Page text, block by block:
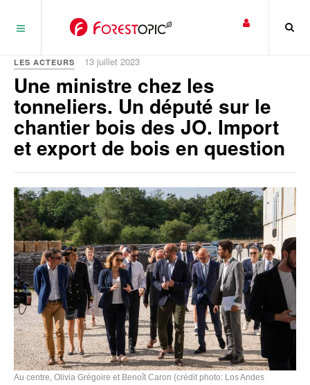
LES ACTEURS 13 juillet 2023
Une ministre chez les
tonneliers. Un député sur le
chantier bois des JO. Import
et export de bois en question
Au centre, Olivia Grégoire et Benoît Caron (crédit photo: Los Andes